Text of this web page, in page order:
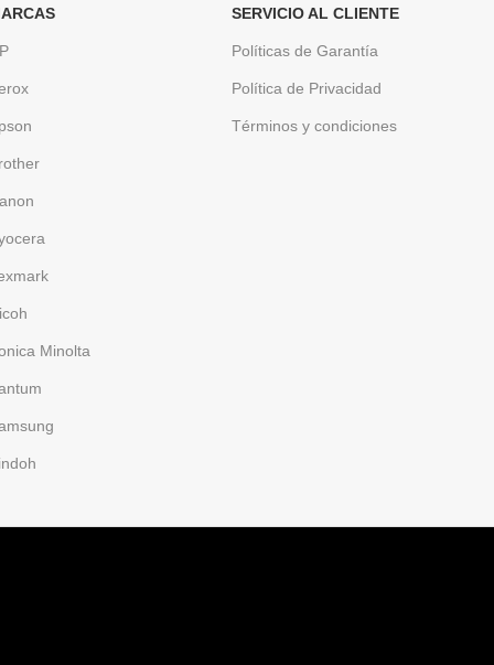
Minolta
SERVICIO AL CLIENTE
Políticas de Garantía
Política de Privacidad
Términos y condiciones